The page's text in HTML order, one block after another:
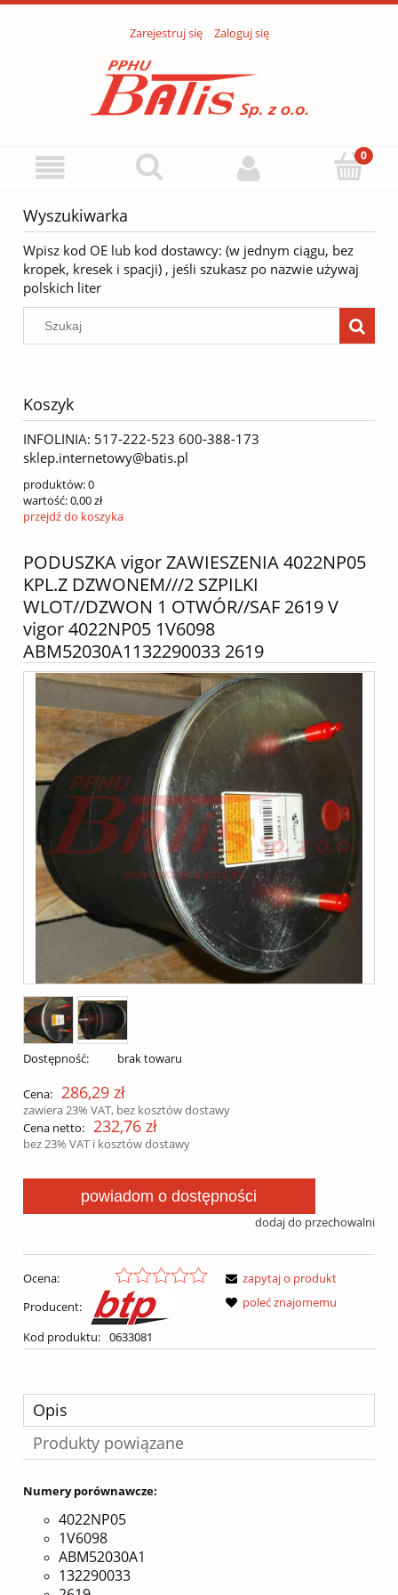
Zarejestruj się Zaloguj się
Wyszukiwarka
Wpisz kod OE lub kod dostawcy: (w jednym ciągu, bez
kropek, kresek i spacji) , jeśli szukasz po nazwie używaj
polskich liter
Koszyk
INFOLINIA: 517-222-523 600-388-173
sklep.internetowy@batis.pl
produktów:0
wartość:0,00 zł
przejdź do koszyka
PODUSZKA vigor ZAWIESZENIA 4022NP05
KPL.Z DZWONEM///2 SZPILKI
WLOT//DZWON 1 OTWÓR//SAF 2619 V
vigor 4022NP05 1V6098
ABM52030A1132290033 2619
Dostępność: brak towaru
Cena: 286,29 zł
zawiera 23% VAT, bez kosztów dostawy
Cena netto:
232,76 zł
bez 23% VAT i kosztów dostawy
powiadom o dostępności
dodaj do przechowalni
Ocena:
Producent:
Kod produktu: 0633081
zapytaj o produkt
poleć znajomemu
Opis
Produkty powiązane
Numery porównawcze:
4022NP05
1V6098
ABM52030A1
132290033